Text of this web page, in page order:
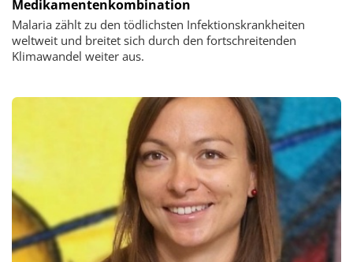
Medikamentenkombination
Malaria zählt zu den tödlichsten Infektionskrankheiten
weltweit und breitet sich durch den fortschreitenden
Klimawandel weiter aus.